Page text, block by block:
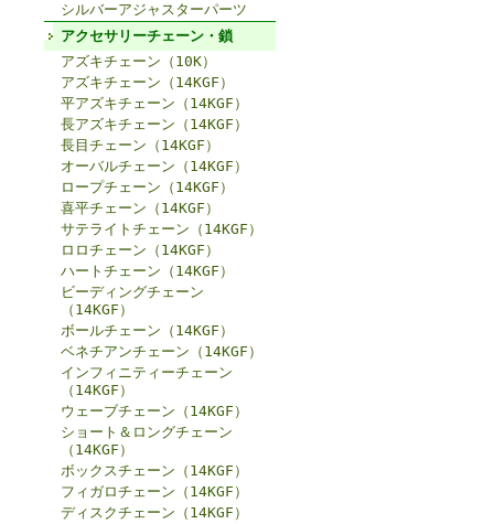
シルバーアジャスターパーツ
アクセサリーチェーン・鎖
アズキチェーン（10K）
アズキチェーン（14KGF）
平アズキチェーン（14KGF）
長アズキチェーン（14KGF）
長目チェーン（14KGF）
オーバルチェーン（14KGF）
ロープチェーン（14KGF）
喜平チェーン（14KGF）
サテライトチェーン（14KGF）
ロロチェーン（14KGF）
ハートチェーン（14KGF）
ビーディングチェーン
（14KGF）
ボールチェーン（14KGF）
ベネチアンチェーン（14KGF）
インフィニティーチェーン
（14KGF）
ウェーブチェーン（14KGF）
ショート＆ロングチェーン
（14KGF）
ボックスチェーン（14KGF）
フィガロチェーン（14KGF）
ディスクチェーン（14KGF）